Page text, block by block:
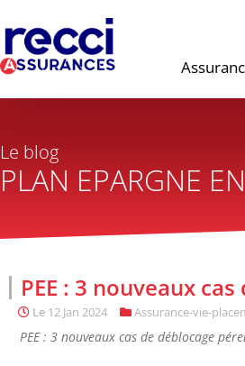
Le blog
PLAN EPARGNE
PEE : 3 nouveaux
Le 12 Jan 2024 Assurance-vie-
PEE : 3 nouveaux cas de déblocage